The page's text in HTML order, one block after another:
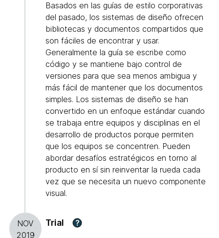
Basados en las guías de estilo corporativas
del pasado, los sistemas de diseño ofrecen
bibliotecas y documentos compartidos que
son fáciles de encontrar y usar.
Generalmente la guía se escribe como
código y se mantiene bajo control de
versiones para que sea menos ambigua y
más fácil de mantener que los documentos
simples. Los sistemas de diseño se han
convertido en un enfoque estándar cuando
se trabaja entre equipos y disciplinas en el
desarrollo de productos porque permiten
que los equipos se concentren. Pueden
abordar desafíos estratégicos en torno al
producto en sí sin reinventar la rueda cada
vez que se necesita un nuevo componente
visual.
NOV
2019
Trial ?